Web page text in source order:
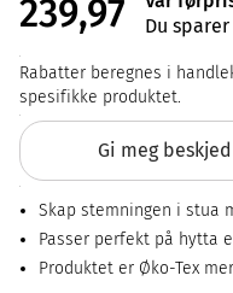
239,97
Du sparer
Rabatter beregnes i
spesifikke produktet.
Gi meg
Skap stemningen i stua
Passer perfekt på hytta
Produktet er Øko-Tex